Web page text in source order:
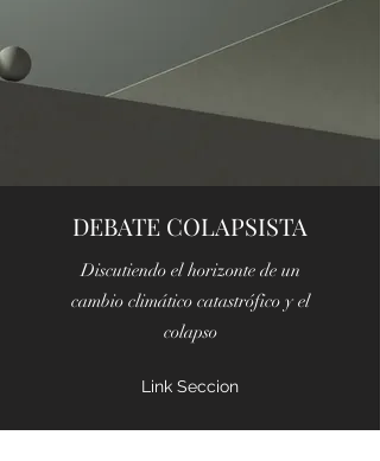
DEBATE COLAPSISTA
Discutiendo el horizonte de un
cambio climático catastrófico y el
colapso
Link Seccion